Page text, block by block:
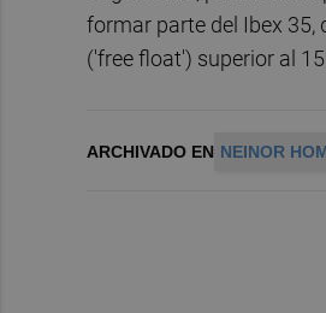
formar parte del Ibex 35,
('free float') superior al
ARCHIVADO EN NEINOR